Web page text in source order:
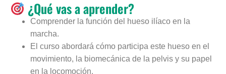
¿Qué vas a aprender?
Comprender la función del hueso ilíaco en la
marcha.
El curso abordará cómo participa este hueso en el
movimiento, la biomecánica de la pelvis y su papel
en la locomoción.